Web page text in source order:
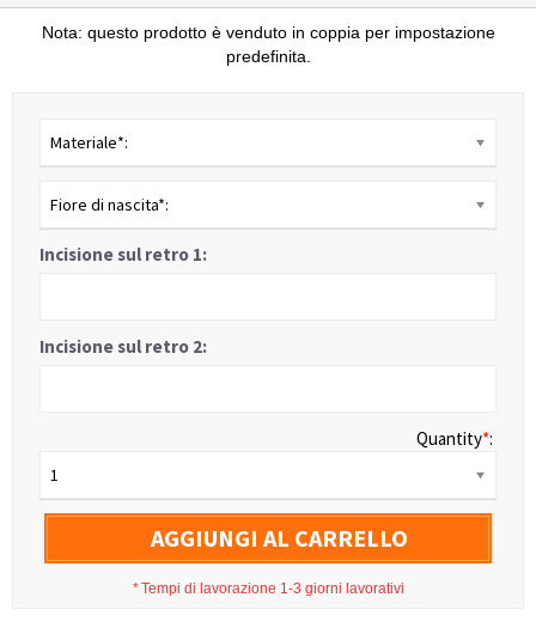
Nota: questo prodotto è venduto in coppia per impostazione
predefinita.
Materiale*:
Fiore di nascita*:
Incisione sul retro 1:
Incisione sul retro 2:
Quantity*:
1
AGGIUNGI AL CARRELLO
*Tempi di lavorazione 1-3 giorni lavorativi